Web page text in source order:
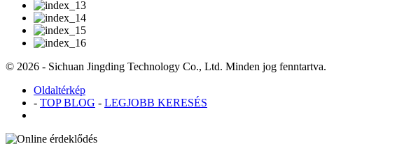
© 2026 - Sichuan Jingding Technology Co., Ltd. Minden jog fenntartva.
Oldaltérkép
- TOP BLOG - LEGJOBB KERESÉS